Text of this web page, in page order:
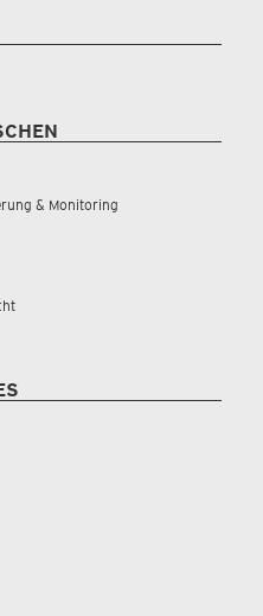
& Monitoring